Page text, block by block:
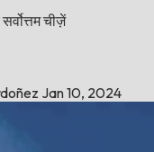
चीज़ें
Jan 10, 2024